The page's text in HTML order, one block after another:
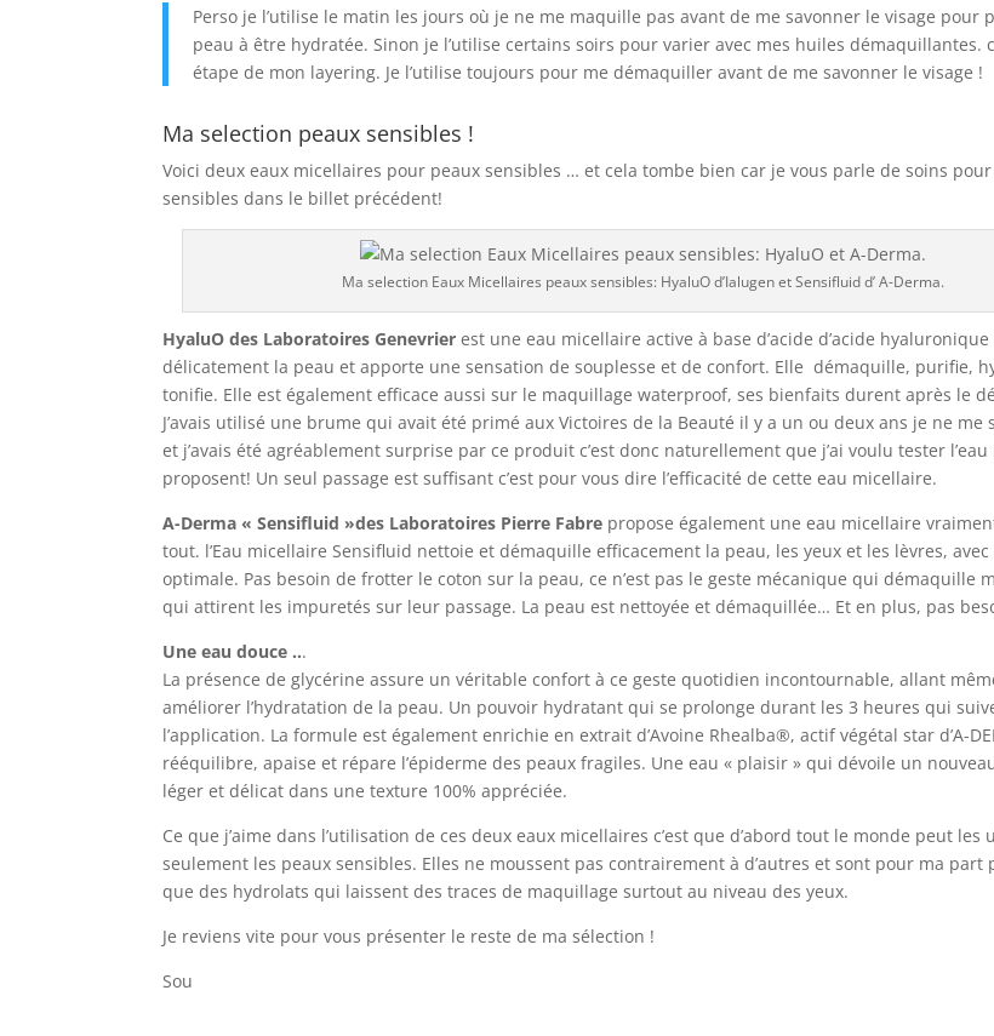
Perso je l’utilise le matin les jours où je ne me maquille pas avant de me savonner le visage pour
peau à être hydratée. Sinon je l’utilise certains soirs pour varier avec mes huiles démaquillantes.
étape de mon layering. Je l’utilise toujours pour me démaquiller avant de me savonner le visage !
Ma selection peaux sensibles !
Voici deux eaux micellaires pour peaux sensibles … et cela tombe bien car je vous parle de soins
sensibles dans le billet précédent!
Ma selection Eaux Micellaires peaux sensibles: HyaluO d’Ialugen et Sensifluid d’ A-Derma.
HyaluO des Laboratoires Genevrier est une eau micellaire active à base d’acide d’acide
délicatement la peau et apporte une sensation de souplesse et de confort. Elle démaquille, purifie,
tonifie. Elle est également efficace aussi sur le maquillage waterproof, ses bienfaits durent après le
J’avais utilisé une brume qui avait été primé aux Victoires de la Beauté il y a un ou deux ans je ne me
et j’avais été agréablement surprise par ce produit c’est donc naturellement que j’ai voulu tester l’eau
proposent! Un seul passage est suffisant c’est pour vous dire l’efficacité de cette eau micellaire.
A-Derma « Sensifluid »des Laboratoires Pierre Fabre propose également une eau micellaire
tout. l’Eau micellaire Sensifluid nettoie et démaquille efficacement la peau, les yeux et les lèvres,
optimale. Pas besoin de frotter le coton sur la peau, ce n’est pas le geste mécanique qui démaquille
qui attirent les impuretés sur leur passage. La peau est nettoyée et démaquillée… Et en plus, pas
Une eau douce ...
La présence de glycérine assure un véritable confort à ce geste quotidien incontournable, allant
améliorer l’hydratation de la peau. Un pouvoir hydratant qui se prolonge durant les 3 heures qui
l’application. La formule est également enrichie en extrait d’Avoine Rhealba®, actif végétal star d’A-
rééquilibre, apaise et répare l’épiderme des peaux fragiles. Une eau « plaisir » qui dévoile un
léger et délicat dans une texture 100% appréciée.
Ce que j’aime dans l’utilisation de ces deux eaux micellaires c’est que d’abord tout le monde peut les
seulement les peaux sensibles. Elles ne moussent pas contrairement à d’autres et sont pour ma part
que des hydrolats qui laissent des traces de maquillage surtout au niveau des yeux.
Je reviens vite pour vous présenter le reste de ma sélection !
Sou